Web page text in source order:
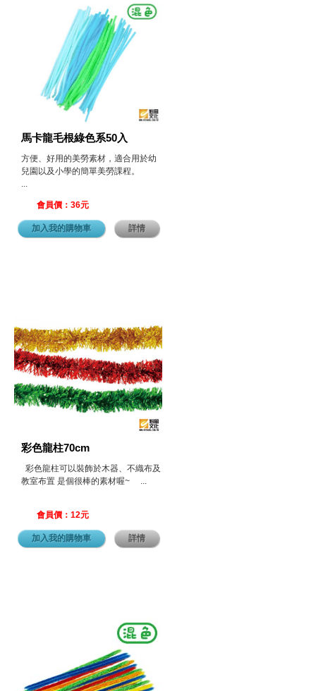
馬卡龍毛根綠色系50入
方便、好用的美勞素材，適合用於幼
兒園以及小學的簡單美勞課程。
...
會員價：36元
加入我的購物車 詳情
彩色龍柱70cm
彩色龍柱可以裝飾於木器、不織布及
教室布置 是個很棒的素材喔~ ...
會員價：12元
加入我的購物車 詳情